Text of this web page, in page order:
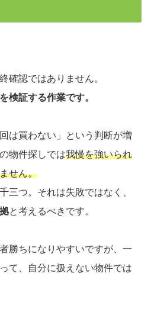
確認ではありません。
検証する作業です。
は買わない」という判断が増
物件探しでは我慢を強いられ
せん。
三つ。それは失敗ではなく、
と考えるべきです。
勝ちになりやすいですが、一
て、自分に扱えない物件では